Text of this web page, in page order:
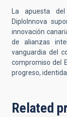
La apuesta
DiploInnova
innovación
de alianzas
vanguardia del
compromiso del
progreso,
Related